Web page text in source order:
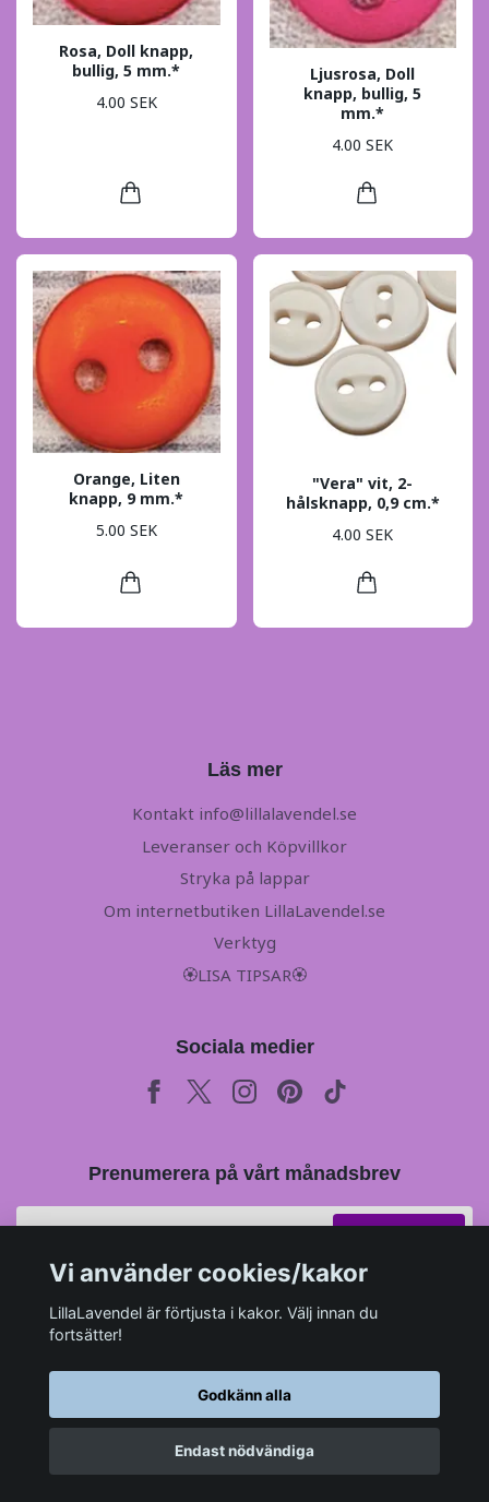
Rosa, Doll knapp,
bullig, 5 mm.*
4.00 SEK
Ljusrosa, Doll
knapp, bullig, 5
mm.*
4.00 SEK
Orange, Liten
knapp, 9 mm.*
5.00 SEK
"Vera" vit, 2-
hålsknapp, 0,9 cm.*
4.00 SEK
Läs mer
Kontakt info@lillalavendel.se
Leveranser och Köpvillkor
Stryka på lappar
Om internetbutiken LillaLavendel.se
Verktyg
🏵LISA TIPSAR🏵
Sociala medier
Prenumerera på vårt månadsbrev
© 2026 LillaLavendel.se–Powered by Quickbutik
Vi använder cookies/kakor
LillaLavendel är förtjusta i kakor. Välj innan du
fortsätter!
Godkänn alla
Endast nödvändiga